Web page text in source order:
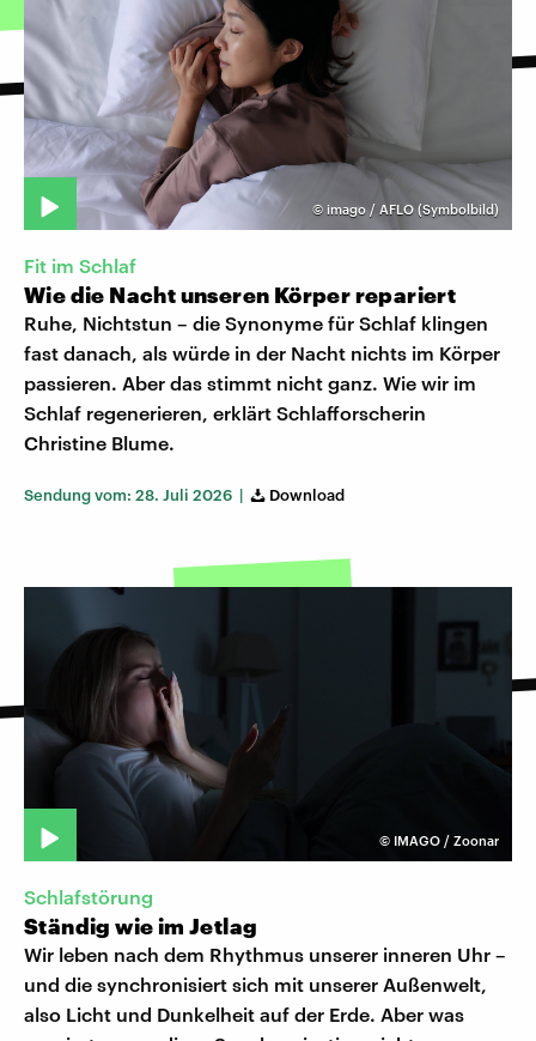
© imago / AFLO (Symbolbild)
Fit im Schlaf
Wie die Nacht unseren Körper repariert
Ruhe, Nichtstun – die Synonyme für Schlaf klingen
fast danach, als würde in der Nacht nichts im Körper
passieren. Aber das stimmt nicht ganz. Wie wir im
Schlaf regenerieren, erklärt Schlafforscherin
Christine Blume.
Sendung vom: 28. Juli 2026 | Download
© IMAGO / Zoonar
Schlafstörung
Ständig wie im Jetlag
Wir leben nach dem Rhythmus unserer inneren Uhr –
und die synchronisiert sich mit unserer Außenwelt,
also Licht und Dunkelheit auf der Erde. Aber was